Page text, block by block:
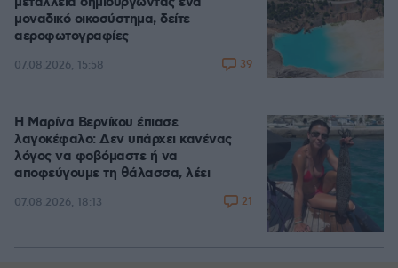
μοναδικό οικοσύστημα, δείτε
αεροφωτογραφίες
07.08.2026, 15:58 39
Η Μαρίνα Βερνίκου έπιασε
λαγοκέφαλο: Δεν υπάρχει κανένας
λόγος να φοβόμαστε ή να
αποφεύγουμε τη θάλασσα, λέει
07.08.2026, 18:13 21